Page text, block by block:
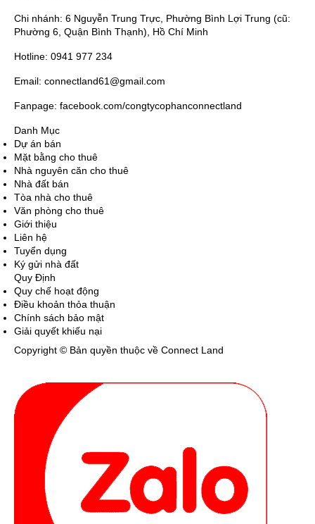
Chi nhánh: 6 Nguyễn Trung Trực, Phường Bình Lợi Trung (cũ:
Phường 6, Quận Bình Thạnh), Hồ Chí Minh
Hotline: 0941 977 234
Email: connectland61@gmail.com
Fanpage: facebook.com/congtycophanconnectland
Danh Mục
Dự án bán
Mặt bằng cho thuê
Nhà nguyên căn cho thuê
Nhà đất bán
Tòa nhà cho thuê
Văn phòng cho thuê
Giới thiệu
Liên hệ
Tuyển dụng
Ký gửi nhà đất
Quy Định
Quy chế hoạt động
Điều khoản thỏa thuận
Chính sách bảo mật
Giải quyết khiếu nại
Copyright © Bản quyền thuộc về Connect Land